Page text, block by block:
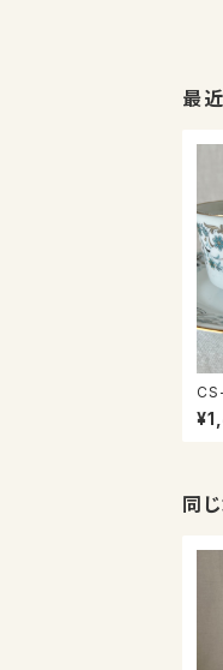
最
CS-
サ
同